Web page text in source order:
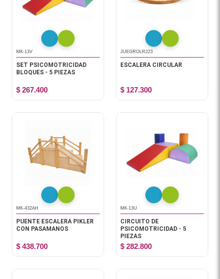
MK-13V
SET PSICOMOTRICIDAD
BLOQUES - 5 PIEZAS
$ 267.400
JUEGROLR223
ESCALERA CIRCULAR
$ 127.300
MK-432AH
PUENTE ESCALERA PIKLER
CON PASAMANOS
$ 438.700
MK-13U
CIRCUITO DE
PSICOMOTRICIDAD - 5
PIEZAS
$ 282.800